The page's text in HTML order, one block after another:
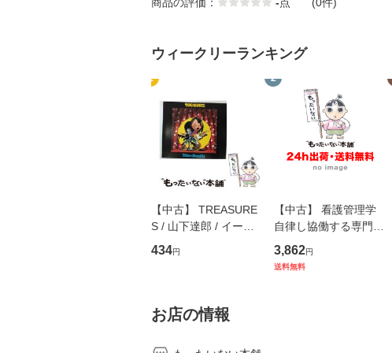
ウィークリーランキング
1
【中古】 TREASURE
S / 山下達郎 / イース
トウエスト・ジャパン
[CD]【メール便送料無
434円
2
【中古】 看護管理学
自律し協働する専門職
の看護マネジメントス
キル 改訂第3版 (看護
3,862円
送料無料
お店の情報